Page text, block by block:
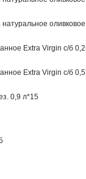
Extra Virgin с/б
Extra Virgin с/б
0,9 л*15